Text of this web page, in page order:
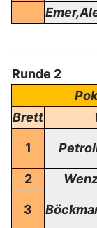
Runde 2
Brett
1
2
3